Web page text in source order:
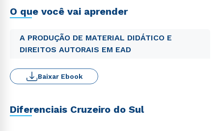
O que você vai aprender
A PRODUÇÃO DE MATERIAL DIDÁTICO E
DIREITOS AUTORAIS EM EAD
Baixar Ebook
Diferenciais Cruzeiro do Sul